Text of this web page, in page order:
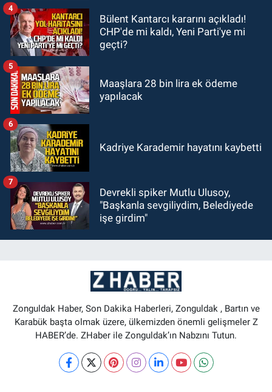
Bülent Kantarcı kararını açıkladı!
CHP'de mi kaldı, Yeni Parti'ye mi
geçti?
4
Maaşlara 28 bin lira ek ödeme
yapılacak
5
Kadriye Karademir hayatını kaybetti
6
Devrekli spiker Mutlu Ulusoy,
"Başkanla sevgiliydim, Belediyede
işe girdim"
7
Zonguldak Haber, Son Dakika Haberleri, Zonguldak , Bartın ve
Karabük başta olmak üzere, ülkemizden önemli gelişmeler Z
HABER’de. ZHaber ile Zonguldak’ın Nabzını Tutun.